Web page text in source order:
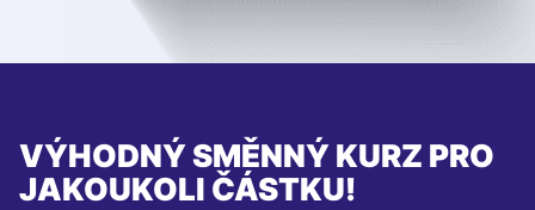
VÝHODNÝ SMĚNNÝ KURZ PRO
JAKOUKOLI ČÁSTKU!